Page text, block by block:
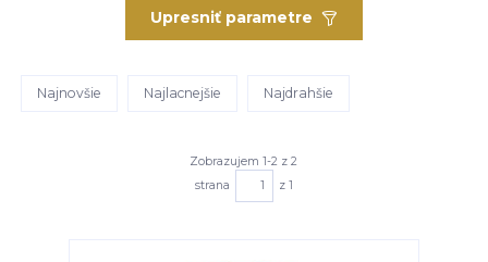
Upresniť parametre
Najnovšie Najlacnejšie Najdrahšie
Zobrazujem 1-2 z 2
strana
z 1